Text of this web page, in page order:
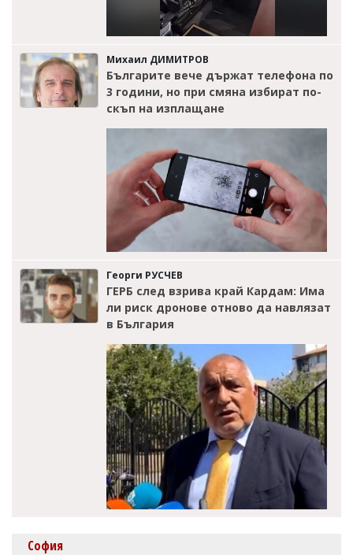
Михаил ДИМИТРОВ
Българите вече държат телефона по
3 години, но при смяна избират по-
скъп на изплащане
Георги РУСЧЕВ
ГЕРБ след взрива край Кардам: Има
ли риск дронове отново да навлязат
в България
София